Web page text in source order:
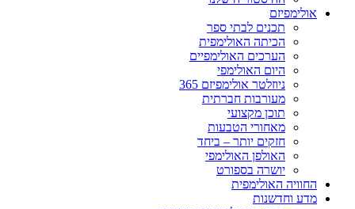
אולימפיזם
תכנים לבתי ספר
הכיתה האולימפית
הערכים האולימפיים
היום האולימפי
ניוזלטר אולימפיזם 365
מעורבות חברתית
תוכן מקצועי
מאחורי הטבעות
חזקים יותר – ביחד
האולפן האולימפי
יושרה בספורט
החוויה האולימפית
מדע וחדשנות